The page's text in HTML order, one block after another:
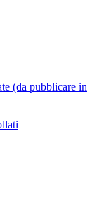
(da pubblicare in